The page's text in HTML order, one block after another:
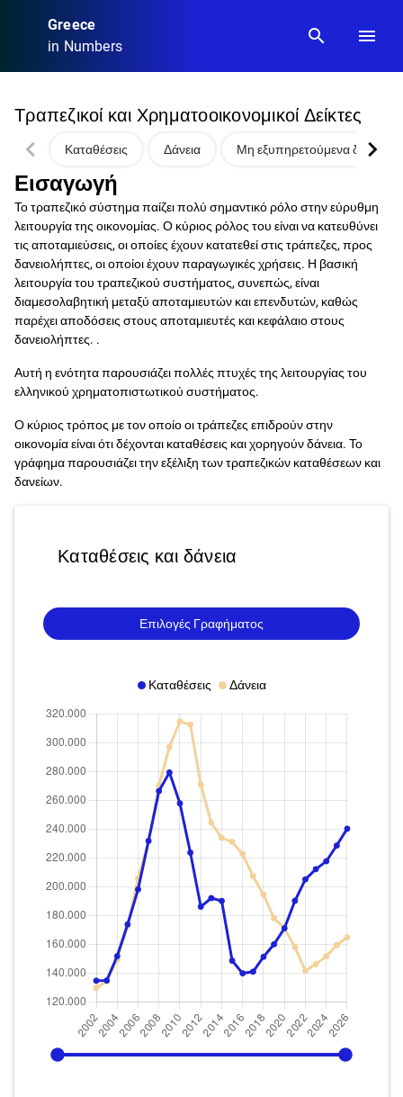
Greece
in Numbers
search menu
Τραπεζικοί και Χρηματοοικονομικοί Δείκτες
Καταθέσεις Δάνεια Μη εξυπηρετούμενα δάνεια
chevron_left chevron_right
Εισαγωγή
Το τραπεζικό σύστημα παίζει πολύ σημαντικό ρόλο στην εύρυθμη
λειτουργία της οικονομίας. Ο κύριος ρόλος του είναι να κατευθύνει
τις αποταμιεύσεις, οι οποίες έχουν κατατεθεί στις τράπεζες, προς
δανειολήπτες, οι οποίοι έχουν παραγωγικές χρήσεις. Η βασική
λειτουργία του τραπεζικού συστήματος, συνεπώς, είναι
διαμεσολαβητική μεταξύ αποταμιευτών και επενδυτών, καθώς
παρέχει αποδόσεις στους αποταμιευτές και κεφάλαιο στους
δανειολήπτες. .
Αυτή η ενότητα παρουσιάζει πολλές πτυχές της λειτουργίας του
ελληνικού χρηματοπιστωτικού συστήματος.
Ο κύριος τρόπος με τον οποίο οι τράπεζες επιδρούν στην
οικονομία είναι ότι δέχονται καταθέσεις και χορηγούν δάνεια. Το
γράφημα παρουσιάζει την εξέλιξη των τραπεζικών καταθέσεων και
δανείων.
Καταθέσεις και δάνεια
Επιλογές Γραφήματος
Καταθέσεις Δάνεια
2002 2026